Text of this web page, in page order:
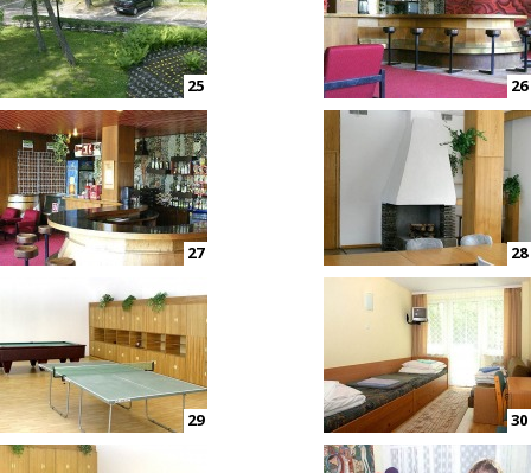
25 26
27 28
29 30